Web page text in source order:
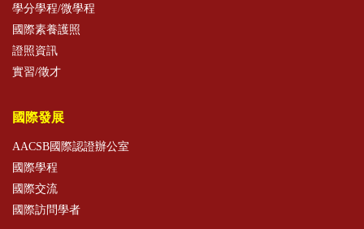
學分學程/微學程
國際素養護照
證照資訊
實習/徵才
國際發展
AACSB國際認證辦公室
國際學程
國際交流
國際訪問學者